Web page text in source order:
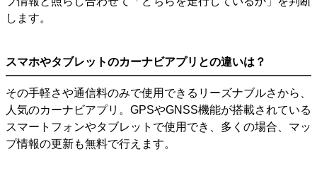
します。
スマホやタブレットのカーナビアプリとの違いは？
その手軽さや通信料のみで使用できるリーズナブルさから、
人気のカーナビアプリ。GPSやGNSS機能が搭載されている
スマートフォンやタブレットで使用でき、多くの場合、マッ
プ情報の更新も無料で行えます。